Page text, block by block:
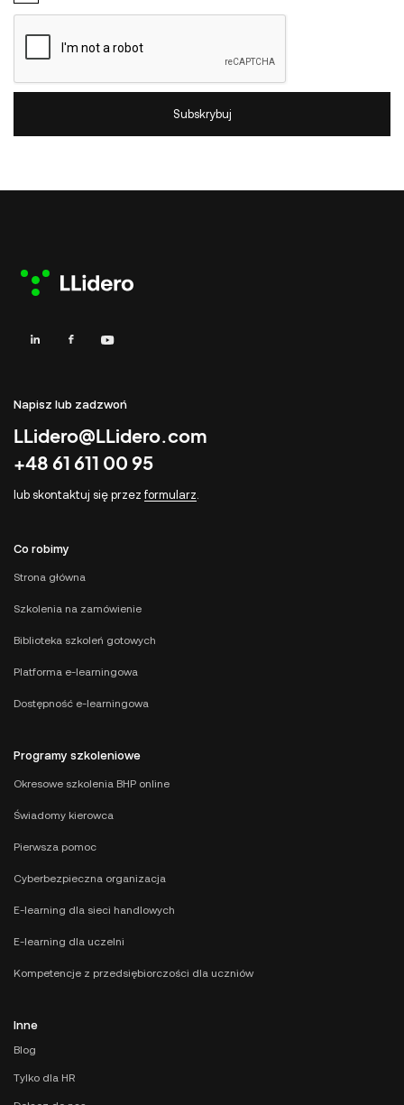
Napisz lub zadzwoń
LLidero@LLidero.com
+48 61 611 00 95
lub skontaktuj się przez formularz.
Co robimy
Strona główna
Szkolenia na zamówienie
Biblioteka szkoleń gotowych
Platforma e-learningowa
Dostępność e-learningowa
Programy szkoleniowe
Okresowe szkolenia BHP online
Świadomy kierowca
Pierwsza pomoc
Cyberbezpieczna organizacja
E-learning dla sieci handlowych
E-learning dla uczelni
Kompetencje z przedsiębiorczości dla uczniów
Inne
Blog
Tylko dla HR